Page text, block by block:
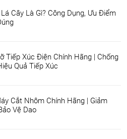
Cây Là Gì? Công Dụng, Ưu Điểm
Tiếp Xúc Điện Chính Hãng | Chống
Quả Tiếp Xúc
Cắt Nhôm Chính Hãng | Giảm
Vệ Dao